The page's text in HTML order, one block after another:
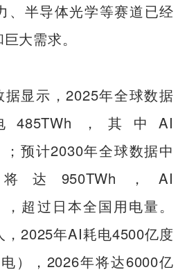
、半导体光学等赛道已经
大需求。
显示，2025年全球数据
，其中AI
预计2030年全球数据中
达950TWh，AI
超过日本全国用电量。
，2025年AI耗电4500亿度
），2026年将达6000亿